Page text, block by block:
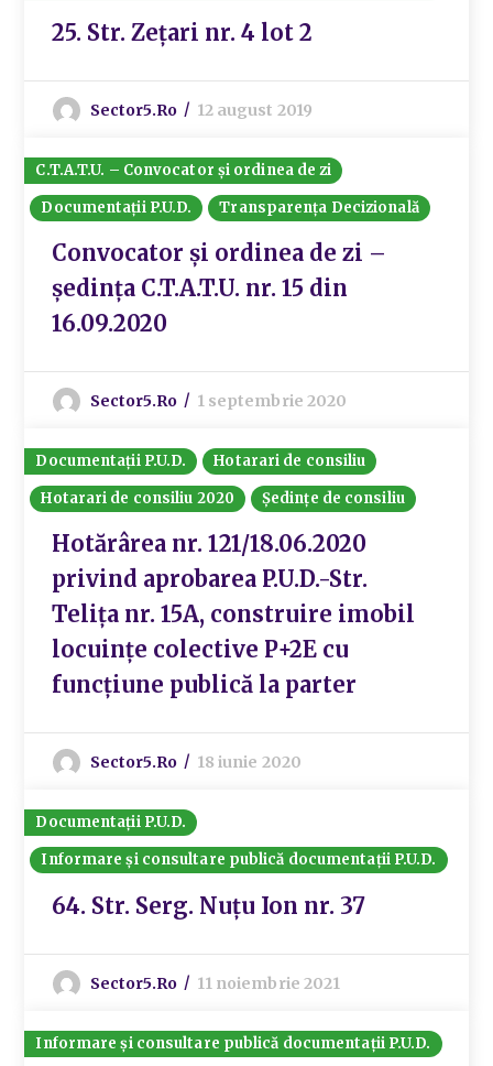
25. Str. Zețari nr. 4 lot 2
Sector5.ro 12 august 2019
C.T.A.T.U. – Convocator și ordinea de zi
Documentații P.U.D.
Transparența Decizională
Convocator și ordinea de zi –
ședința C.T.A.T.U. nr. 15 din
16.09.2020
Sector5.ro 1 septembrie 2020
Documentații P.U.D.
Hotarari de consiliu
Hotarari de consiliu 2020
Ședințe de consiliu
Hotărârea nr. 121/18.06.2020
privind aprobarea P.U.D.-Str.
Telița nr. 15A, construire imobil
locuințe colective P+2E cu
funcțiune publică la parter
Sector5.ro 18 iunie 2020
Documentații P.U.D.
Informare și consultare publică documentații P.U.D.
64. Str. Serg. Nuțu Ion nr. 37
Sector5.ro 11 noiembrie 2021
Informare și consultare publică documentații P.U.D.